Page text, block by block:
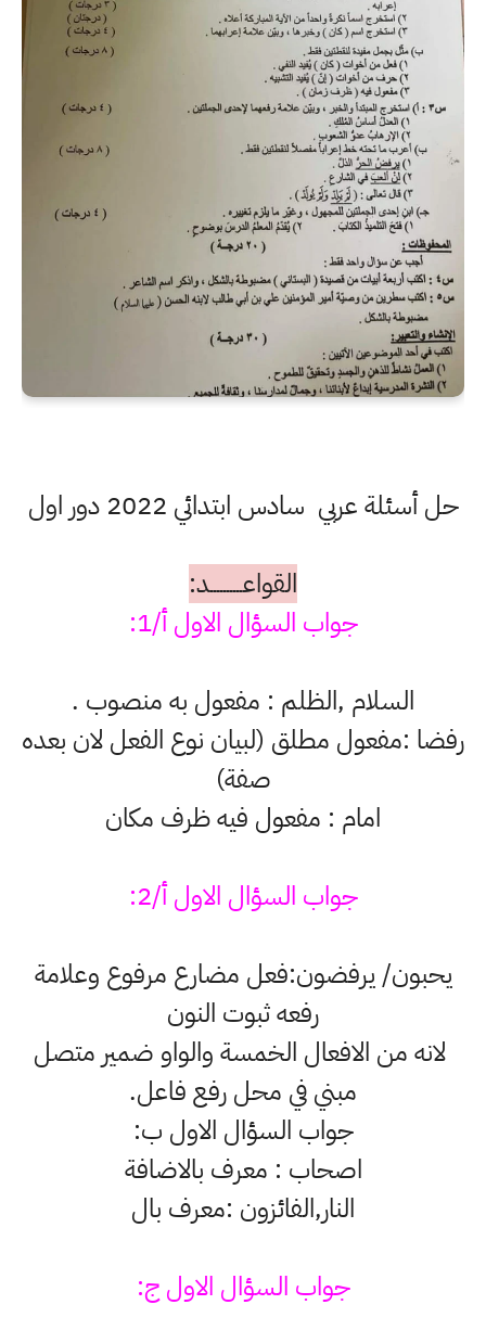
حل أسئلة عربي سادس ابتدائي 2022 دور اول
القواعــــــــــد:
جواب السؤال الاول أ/1:
السلام ,الظلم : مفعول به منصوب .
رفضا :مفعول مطلق (لبيان نوع الفعل لان بعده
صفة)
امام : مفعول فيه ظرف مكان
جواب السؤال الاول أ/2:
يحبون/ يرفضون:فعل مضارع مرفوع وعلامة
رفعه ثبوت النون
لانه من الافعال الخمسة والواو ضمير متصل
مبني في محل رفع فاعل.
جواب السؤال الاول ب:
اصحاب : معرف بالاضافة
النار,الفائزون :معرف بال
جواب السؤال الاول ج: